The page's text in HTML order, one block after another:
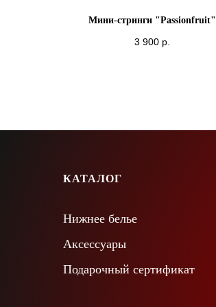
Мини-стринги "Passionfruit"
3 900 р.
КАТАЛОГ
Нижнее белье
Аксессуары
Подарочный сертификат